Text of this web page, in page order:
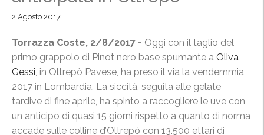
2 Agosto 2017
Torrazza Coste, 2/8/2017 - Oggi con il taglio del
primo grappolo di Pinot nero base spumante a Oliva
Gessi , in Oltrepò Pavese, ha preso il via la vendemmia
2017 in Lombardia. La siccità, seguita alle gelate
tardive di fine aprile, ha spinto a raccogliere le uve con
un anticipo di quasi 15 giorni rispetto a quanto di norma
accade sulle colline d’Oltrepò con 13.500 ettari di